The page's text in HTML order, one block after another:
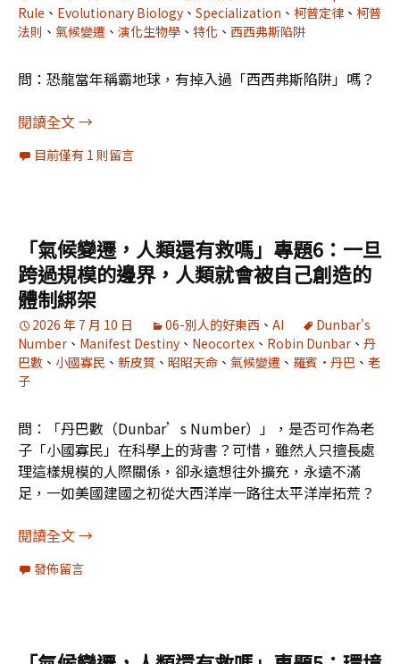
Rule 、 Evolutionary Biology 、 Specialization 、 柯普定律 、 柯普
法則 、 氣候變遷 、 演化生物學 、 特化 、 西西弗斯陷阱
問：恐龍當年稱霸地球，有掉入過「西西弗斯陷阱」嗎？
閱讀全文「氣候變遷，人類還有救嗎」專題7：我們被困在
→
目前僅有 1 則留言
「氣候變遷，人類還有救嗎」專題6：一旦
跨過規模的邊界，人類就會被自己創造的
體制綁架
2026 年 7 月 10 日 06-別人的好東西 、 AI
Dunbar's
Number 、 Manifest Destiny 、 Neocortex 、 Robin Dunbar 、 丹
巴數 、 小國寡民 、 新皮質 、 昭昭天命 、 氣候變遷 、 羅賓·丹巴 、 老
子
問：「丹巴數（Dunbar’s Number）」，是否可作為老
子「小國寡民」在科學上的背書？可惜，雖然人只擅長處
理這樣規模的人際關係，卻永遠想往外擴充，永遠不滿
足，一如美國建國之初從大西洋岸一路往太平洋岸拓荒？
閱讀全文「氣候變遷，人類還有救嗎」專題6：一旦跨過規
→
發佈留言